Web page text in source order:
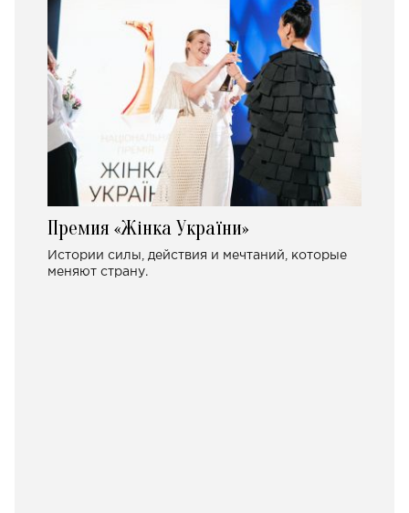
Премия «Жінка України»
Истории силы, действия и мечтаний, которые
меняют страну.